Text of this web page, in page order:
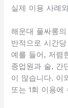
실제 이용 사례
해운대 풀싸롱
반적으로 시간
예를 들어, 저렴
종업원과 술, 간
이 많습니다. 이
또는 1회 이용